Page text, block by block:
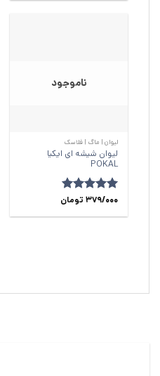
ناموجود
لیوان | ماگ | فلاسک
لیوان شیشه‌ ای ایکیا
POKAL
امتیاز5از 379/000 تومان